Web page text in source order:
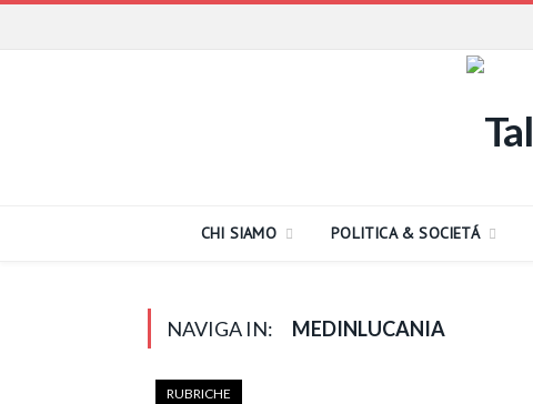
CHI SIAMO POLITICA & SOCIETÁ
NAVIGA IN: MEDINLUCANIA
RUBRICHE